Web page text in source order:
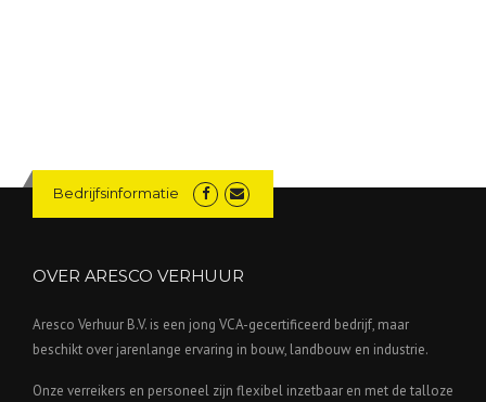
Bedrijfsinformatie
OVER ARESCO VERHUUR
Aresco Verhuur B.V. is een jong VCA-gecertificeerd bedrijf, maar
beschikt over jarenlange ervaring in bouw, landbouw en industrie.
Onze verreikers en personeel zijn flexibel inzetbaar en met de talloze